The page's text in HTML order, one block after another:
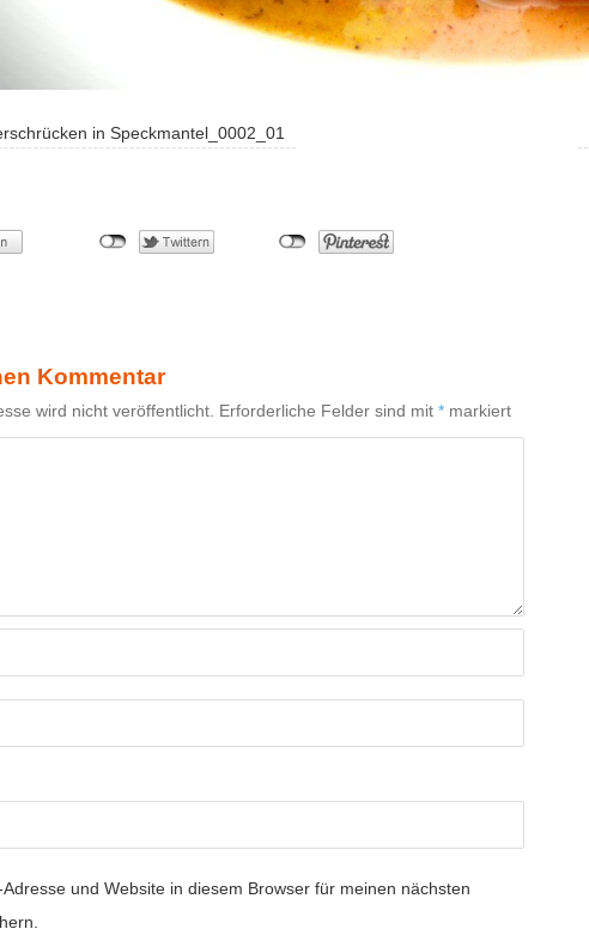
in Speckmantel_0002_01
Kommentar
wird nicht veröffentlicht. Erforderliche Felder sind mit * markiert
und Website in diesem Browser für meinen nächsten